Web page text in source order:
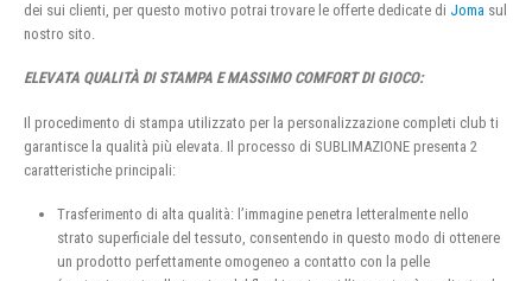
dei sui clienti, per questo motivo potrai trovare le offerte dedicate di Joma sul
nostro sito.
ELEVATA QUALITÀ DI STAMPA E MASSIMO COMFORT DI GIOCO:
Il procedimento di stampa utilizzato per la personalizzazione completi club ti
garantisce la qualità più elevata. Il processo di SUBLIMAZIONE presenta 2
caratteristiche principali:
Trasferimento di alta qualità: l’immagine penetra letteralmente nello
strato superficiale del tessuto, consentendo in questo modo di ottenere
un prodotto perfettamente omogeneo a contatto con la pelle